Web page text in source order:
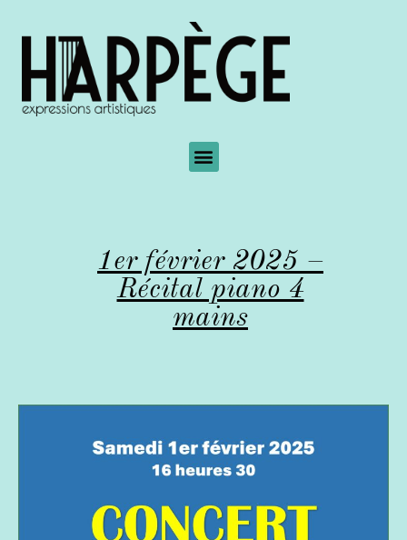
1er février 2025 –
Récital piano 4
mains